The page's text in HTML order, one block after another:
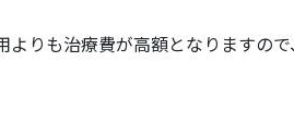
りも治療費が高額となりますの